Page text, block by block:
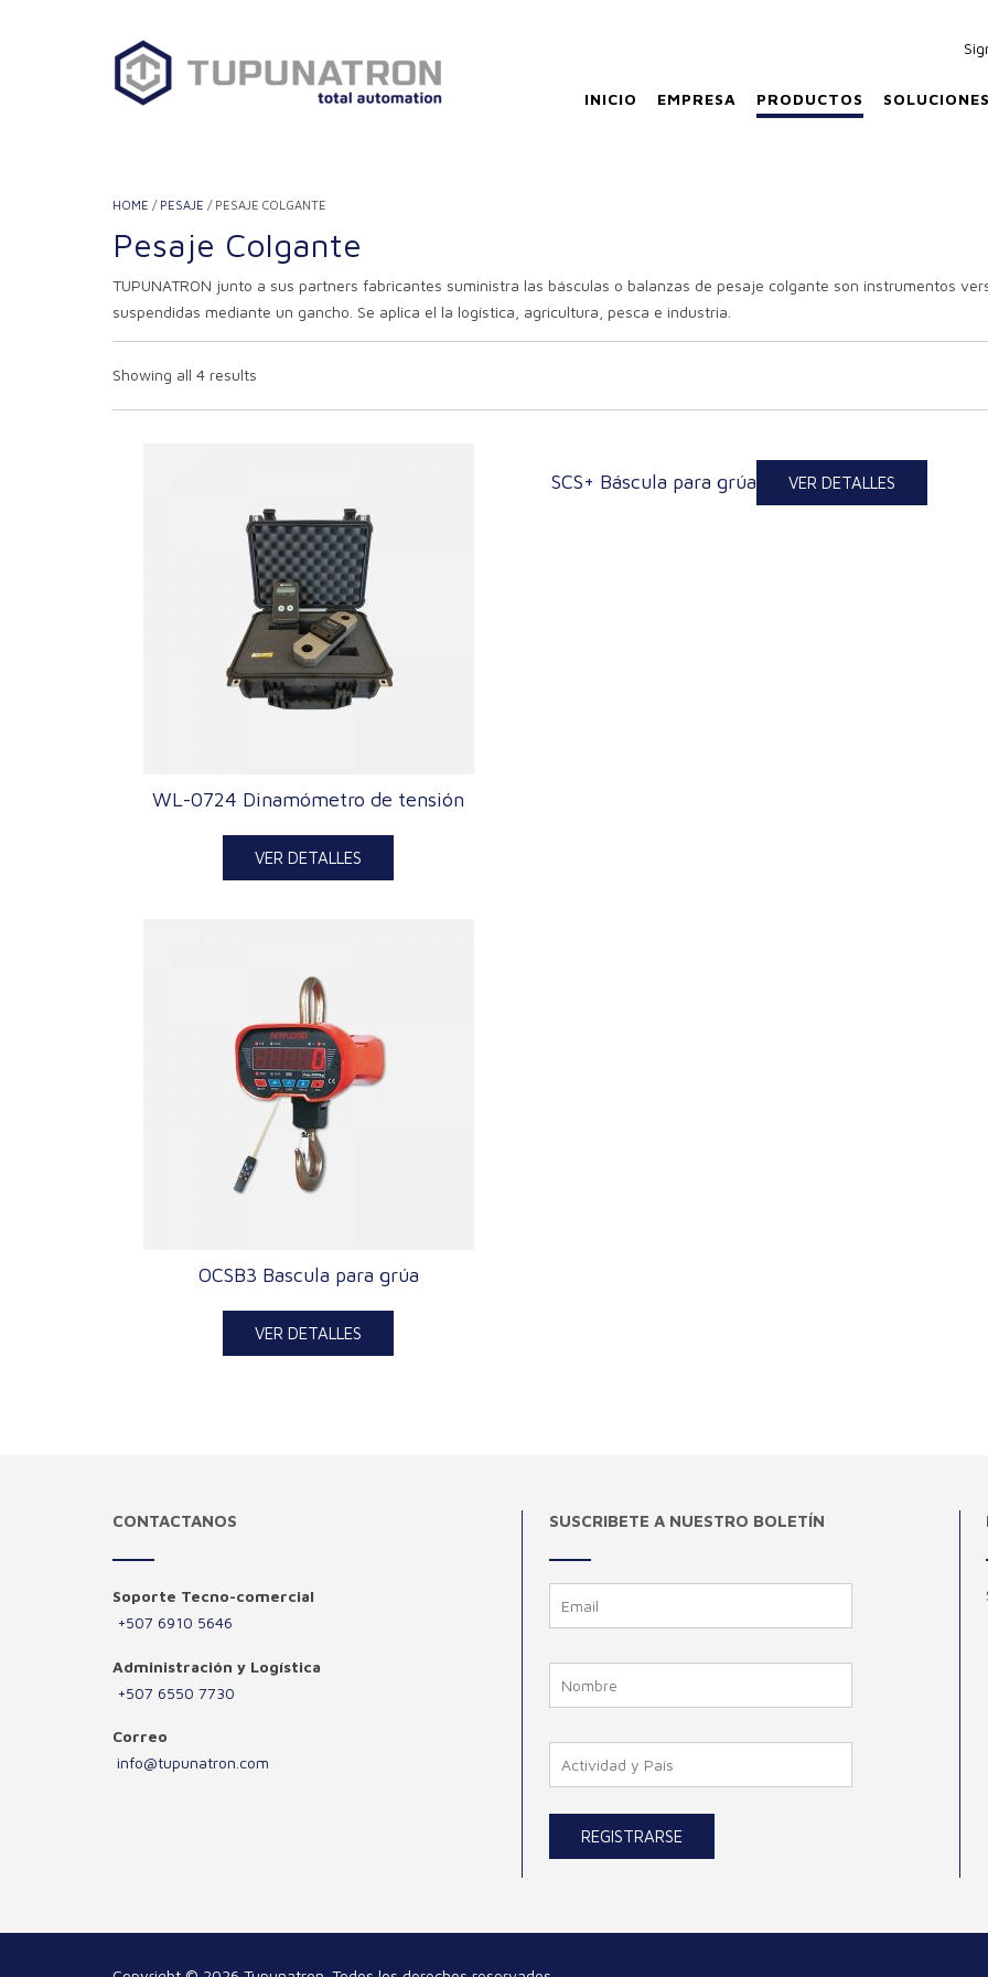
INICIO EMPRESA PRODUCTOS SOLUCIONES
HOME / PESAJE / PESAJE COLGANTE
Pesaje Colgante
TUPUNATRON junto a sus partners fabricantes suministra las básculas o balanzas de pesaje colgante son instrumentos
suspendidas mediante un gancho. Se aplica el la logística, agricultura, pesca e industria.
Showing all 4 results
WL-0724 Dinamómetro de tensión
VER DETALLES
SCS+ Báscula para grúa VER DETALLES
OCSB3 Bascula para grúa
VER DETALLES
CONTACTANOS
Soporte Tecno-comercial
+507 6910 5646
Administración y Logística
+507 6550 7730
Correo
info@tupunatron.com
SUSCRIBETE A NUESTRO BOLETÍN